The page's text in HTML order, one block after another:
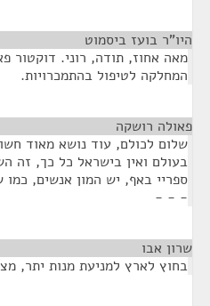
היו"ר בועז ביסמוט
מאה אחוז, תודה, רוני. דוקטור
המחלקה לטיפול בהתמכרויות.
פאולה רושקה
שלום לכולם, עוד נושא מאוד
בעולם ואין בישראל כל כך, זה
ספריי באף, יש המון אנשים,
- - -
שרון אבו
בחוץ לארץ למניעת מנות יתר,